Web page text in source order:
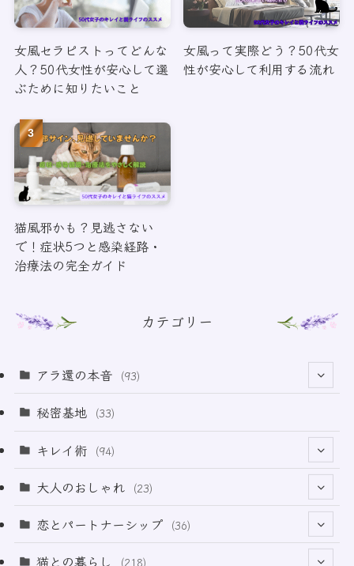
女風セラピストってどんな
人？50代女性が安心して選
ぶために知りたいこと
女風って実際どう？50代女
性が安心して利用する流れ
猫風邪かも？見逃さない
で！症状5つと感染経路・
治療法の完全ガイド
カテゴリー
アラ還の本音 (93)
(69)
秘密基地 (33)
キレイ術 (94)
(32)
(50)
大人のおしゃれ (23)
(21)
(2)
恋とパートナーシップ (36)
(33)
猫との暮らし (218)